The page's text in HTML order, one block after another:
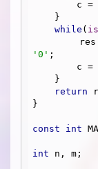
while (
'0' ;
return
}
const int
int n, m;